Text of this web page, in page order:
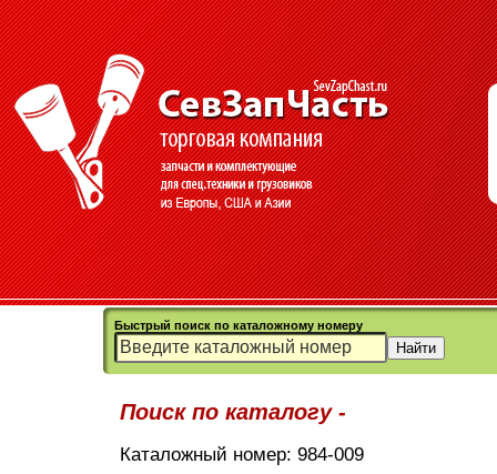
Быстрый поиск по каталожному номеру
Поиск по каталогу -
Каталожный номер: 984-009